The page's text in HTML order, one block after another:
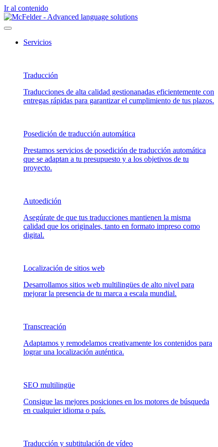
Ir al contenido
Servicios
Traducción
Traducciones de alta calidad gestionanadas eficientemente con
entregas rápidas para garantizar el cumplimiento de tus plazos.
Posedición de traducción automática
Prestamos servicios de posedición de traducción automática
que se adaptan a tu presupuesto y a los objetivos de tu
proyecto.
Autoedición
Asegúrate de que tus traducciones mantienen la misma
calidad que los originales, tanto en formato impreso como
digital.
Localización de sitios web
Desarrollamos sitios web multilingües de alto nivel para
mejorar la presencia de tu marca a escala mundial.
Transcreación
Adaptamos y remodelamos creativamente los contenidos para
lograr una localización auténtica.
SEO multilingüe
Consigue las mejores posiciones en los motores de búsqueda
en cualquier idioma o país.
Traducción y subtitulación de vídeo